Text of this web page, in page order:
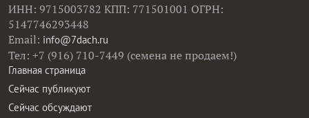
ИНН: 9715003782 КПП: 771501001 ОГРН:
5147746293448
Email: info@7dach.ru
Тел: +7 (916) 710-7449 (семена не продаем!)
Главная страница
Сейчас публикуют
Сейчас обсуждают